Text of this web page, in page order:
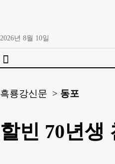
2026년 8월 10일

흑룡강신문 > 동포
할빈 70년생